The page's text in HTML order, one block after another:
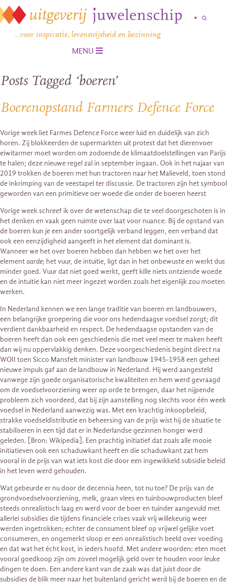
…voor inspiratie, levenswijsheid en bezinning
MENU
Posts Tagged ‘boeren’
Boerenopstand Farmers Defence Force
Vorige week liet Farmes Defence Force weer luid en duidelijk van zich
horen. Zij blokkeerden de supermarkten uit protest dat het dierenvoer
eiwitarmer moet worden om zodoende de klimaatdoelstellingen van Parijs
te halen; deze nieuwe regel zal in september ingaan. Ook in het najaar van
2019 trokken de boeren met hun tractoren naar het Malieveld, toen stond
de inkrimping van de veestapel ter discussie. De tractoren zijn het symbool
geworden van een primitieve oer woede die onder de boeren heerst
Vorige week schreef ik over de wetenschap die te veel doorgeschoten is in
het denken en vaak geen ruimte over laat voor nuance. Bij de opstand van
de boeren kun je een ander soortgelijk verband leggen, een verband dat
ook een eenzijdigheid aangeeft in het element dat dominant is.
Wanneer we het over boeren hebben dan hebben we het over het
elementaarde; het vuur, de intuïtie, ligt dan in het onbewuste en werkt dus
minder goed. Vuur dat niet goed werkt, geeft kille niets ontziende woede
en de intuïtie kan niet meer ingezet worden zoals het eigenlijk zou moeten
werken.
In Nederland kennen we een lange traditie van boeren en landbouwers,
een belangrijke groepering die voor ons hedendaagse voedsel zorgt; dit
verdient dankbaarheid en respect. De hedendaagse opstanden van de
boeren heeft dan ook een geschiedenis die met veel meer te maken heeft
dan wij nu oppervlakkig denken. Deze voorgeschiedenis begint direct na
WOII toen Sicco Mansfelt minister van landbouw 1945-1958 een geheel
nieuwe impuls gaf aan de landbouw in Nederland. Hij werd aangesteld
vanwege zijn goede organisatorische kwaliteiten en hem werd gevraagd
om de voedselvoorziening weer op orde te brengen, daar het nijpende
probleem zich voordeed, dat bij zijn aanstelling nog slechts voor één week
voedsel in Nederland aanwezig was. Met een krachtig inkoopbeleid,
strakke voedseldistributie en beheersing van de prijs wist hij de situatie te
stabiliseren in een tijd dat er in Nederlandse gezinnen honger werd
geleden. [Bron: Wikipedia]. Een prachtig initiatief dat zoals alle mooie
initiatieven ook een schaduwkant heeft en die schaduwkant zat hem
vooral in de prijs van wat iets kost die door een ingewikkeld subsidie beleid
in het leven werd gehouden.
Wat gebeurde er nu door de decennia heen, tot nu toe? De prijs van de
grondvoedselvoorziening, melk, graan vlees en tuinbouwproducten bleef
steeds onrealistisch laag en werd voor de boer en tuinder aangevuld met
allerlei subsidies die tijdens financiële crises vaak vrij willekeurig weer
werden ingetrokken; echter de consument bleef op vrijwel gelijke voet
consumeren, en ongemerkt sloop er een onrealistisch beeld over voeding
en dat wat het écht kost, in ieders hoofd. Met andere woorden: eten moet
vooral goedkoop zijn om zoveel mogelijk geld over te houden voor leuke
dingen te doen. Een andere kant van de zaak was dat juist door de
subsidies de blik meer naar het buitenland gericht werd bij de boeren en de